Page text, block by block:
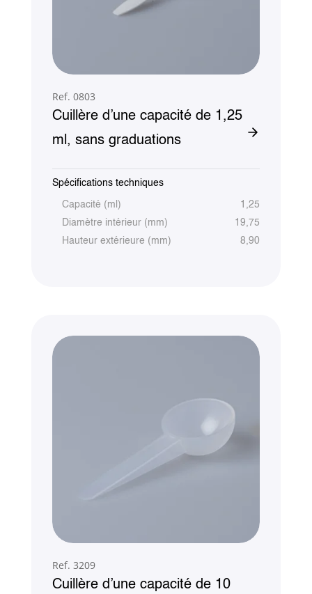
Ref. 0803
Cuillère d’une capacité de 1,25
ml, sans graduations
Spécifications techniques
Capacité (ml)
1,25
Diamètre intérieur (mm)
19,75
Hauteur extérieure (mm)
8,90
Ref. 3209
Cuillère d’une capacité de 10